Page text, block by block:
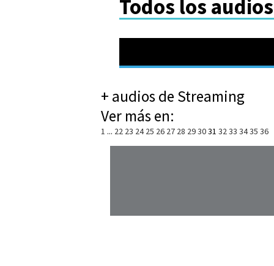
Todos los
+ audios de Streaming
Ver más en:
1 ... 22 23 24 25 26 27 28 293031 3233 3435 36